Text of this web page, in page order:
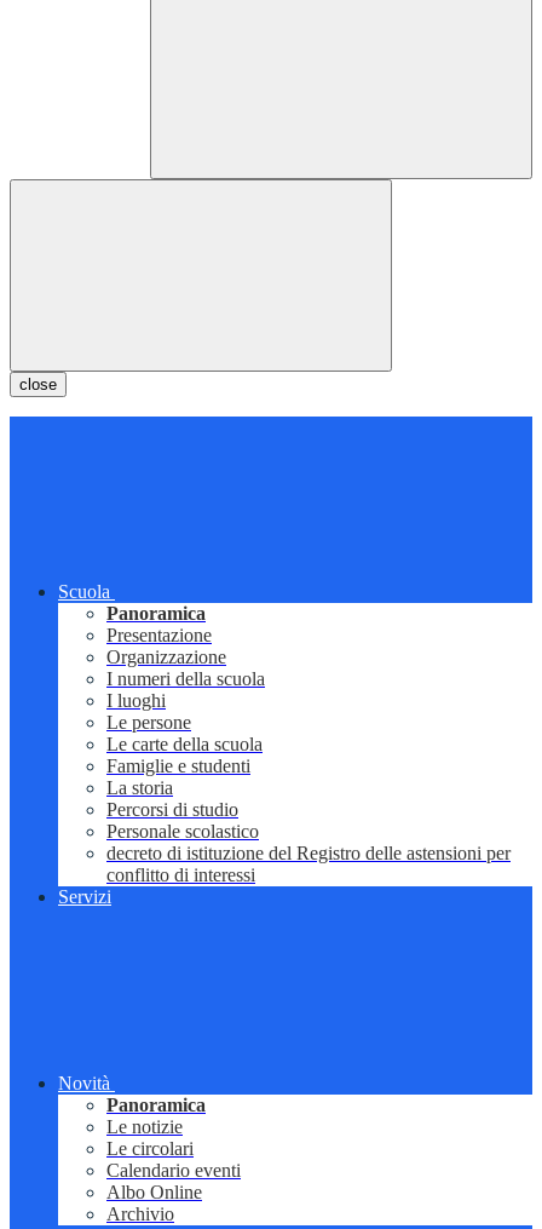
close
Scuola
Panoramica
Presentazione
Organizzazione
I numeri della scuola
I luoghi
Le persone
Le carte della scuola
Famiglie e studenti
La storia
Percorsi di studio
Personale scolastico
decreto di istituzione del Registro delle astensioni per
conflitto di interessi
Servizi
Novità
Panoramica
Le notizie
Le circolari
Calendario eventi
Albo Online
Archivio